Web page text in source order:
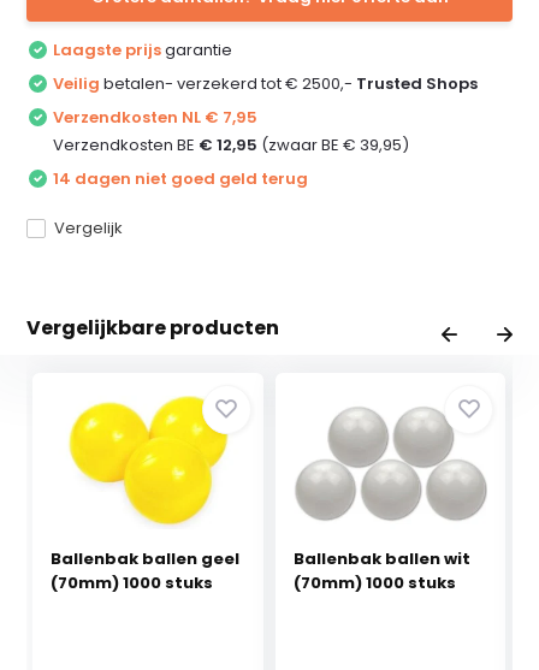
Laagste prijsgarantie
Veilig betalen- verzekerd tot € 2500,- Trusted Shops
Verzendkosten NL € 7,95
Verzendkosten BE € 12,95 (zwaar BE € 39,95)
14 dagen niet goed geld terug
Vergelijk
Vergelijkbare producten
Ballenbak ballen geel
(70mm) 1000 stuks
Ballenbak ballen wit
(70mm) 1000 stuks